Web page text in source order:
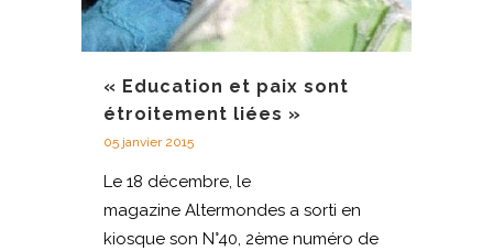
« Education et paix sont
étroitement liées »
05 janvier 2015
Le 18 décembre, le
magazine Altermondes a sorti en
kiosque son N°40, 2ème numéro de